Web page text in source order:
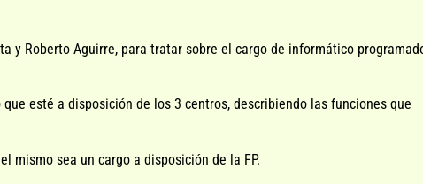
y Roberto Aguirre, para tratar sobre el cargo de informático
esté a disposición de los 3 centros, describiendo las funciones que
mismo sea un cargo a disposición de la FP.